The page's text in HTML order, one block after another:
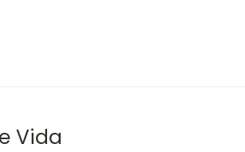
Vida